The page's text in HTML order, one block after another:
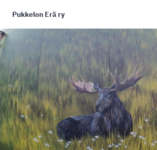
sivun
Pukkelon Erä ry